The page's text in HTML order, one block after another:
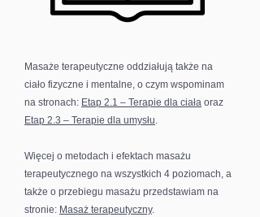
Masaże terapeutyczne oddziałują także na
ciało fizyczne i mentalne, o czym wspominam
na stronach: Etap 2.1 – Terapie dla ciała oraz
Etap 2.3 – Terapie dla umysłu.
Więcej o metodach i efektach masażu
terapeutycznego na wszystkich 4 poziomach, a
także o przebiegu masażu przedstawiam na
stronie: Masaż terapeutyczny.